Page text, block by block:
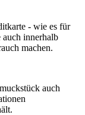
- wie es für
auch innerhalb
machen.
auch